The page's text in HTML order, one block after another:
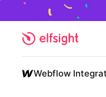
Webflow